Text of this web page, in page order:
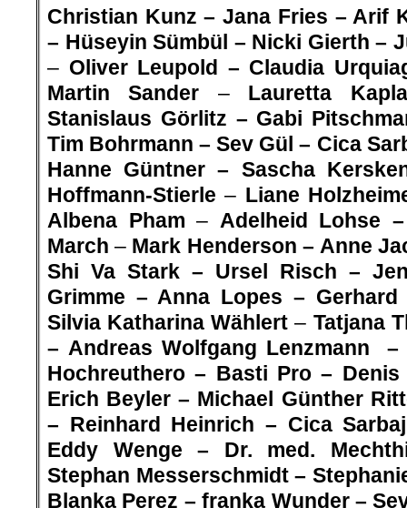
Christian Kunz – Jana Fries – Arif
– Hüseyin Sümbül – Nicki Gierth –
– Oliver Leupold – Claudia
Martin Sander – Lauretta
Stanislaus Görlitz – Gabi
Tim Bohrmann – Sev Gül – Cica
Hanne Güntner – Sascha
Hoffmann-Stierle – Liane
Albena Pham – Adelheid Lohse
March– Mark Henderson – Anne
Shi Va Stark – Ursel Risch –
Grimme – Anna Lopes –
Silvia Katharina Wählert – Tatjana
– Andreas Wolfgang Lenzmann
Hochreuthero – Basti Pro –
Erich Beyler – Michael Günther
– Reinhard Heinrich – Cica
Eddy Wenge – Dr. med.
Stephan Messerschmidt –
Blanka Perez – franka Wunder –